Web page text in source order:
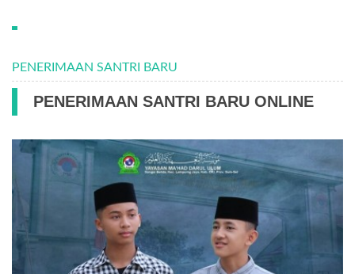
PENERIMAAN SANTRI BARU
PENERIMAAN SANTRI BARU ONLINE